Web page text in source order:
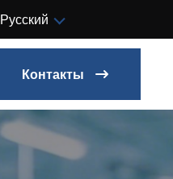
Русский
Контакты